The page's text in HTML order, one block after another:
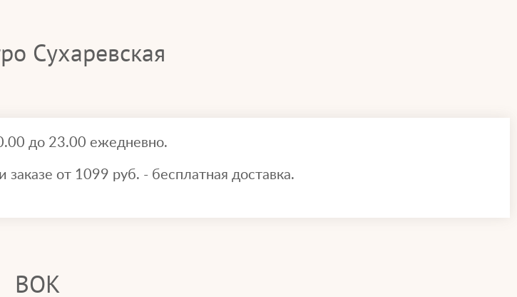
Сухаревская
до 23.00 ежедневно.
от 1099 руб. - бесплатная доставка.
ВОК